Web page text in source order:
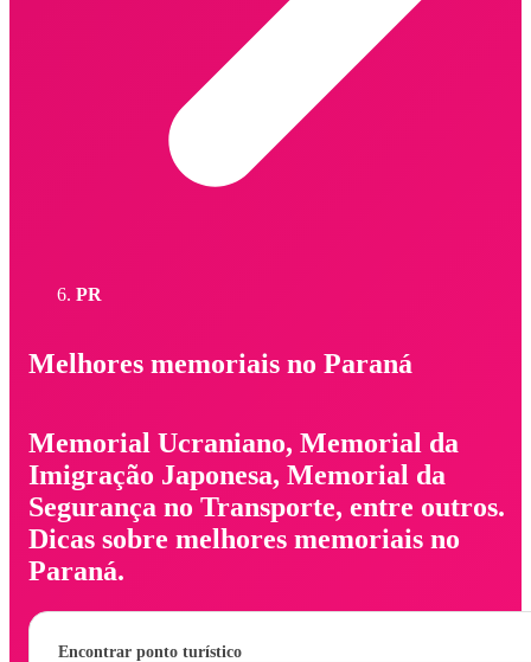
PR
Melhores memoriais no Paraná
Memorial Ucraniano, Memorial da
Imigração Japonesa, Memorial da
Segurança no Transporte, entre outros.
Dicas sobre melhores memoriais no
Paraná.
Encontrar ponto turístico